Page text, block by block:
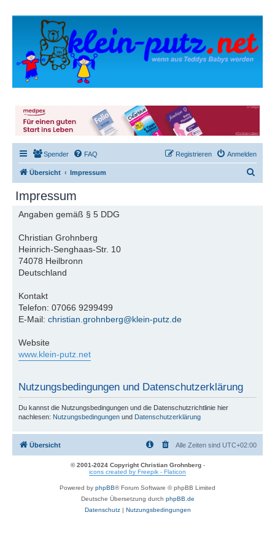
Spender FAQ Anmelden
Registrieren
Übersicht Impressum
Impressum
Angaben gemäß § 5 DDG
Christian Grohnberg
Heinrich-Senghaas-Str. 10
74078 Heilbronn
Deutschland
Kontakt
Telefon: 07066 9299499
E-Mail: christian.grohnberg@klein-putz.de
Website
www.klein-putz.net
Nutzungsbedingungen und Datenschutzerklärung
Du kannst die Nutzungsbedingungen und die Datenschutzrichtlinie hier
nachlesen: Nutzungsbedingungen und Datenschutzerklärung
Übersicht Alle Zeiten sind UTC+02:00
© 2001-2024 Copyright Christian Grohnberg-
icons created by Freepik - Flaticon
Powered by phpBB® Forum Software © phpBB Limited
Deutsche Übersetzung durch phpBB.de
Datenschutz| Nutzungsbedingungen